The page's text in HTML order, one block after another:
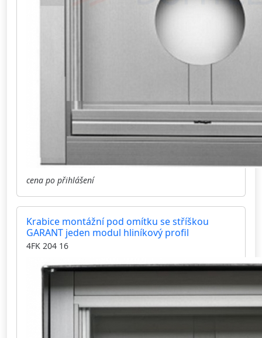
cena po přihlášení
Krabice montážní pod omítku se stříškou
GARANT jeden modul hliníkový profil
4FK 204 16